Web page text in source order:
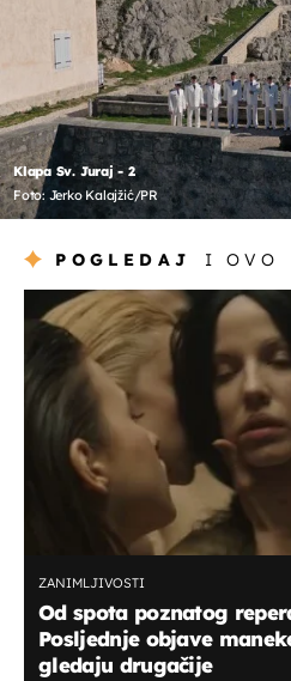
Klapa Sv. Juraj - 2
Foto: Jerko Kalajžić/PR
POGLEDAJ I OVO
ZANIMLJIVOSTI
Od spota poznatog
Posljednje objave
gledaju drugačije